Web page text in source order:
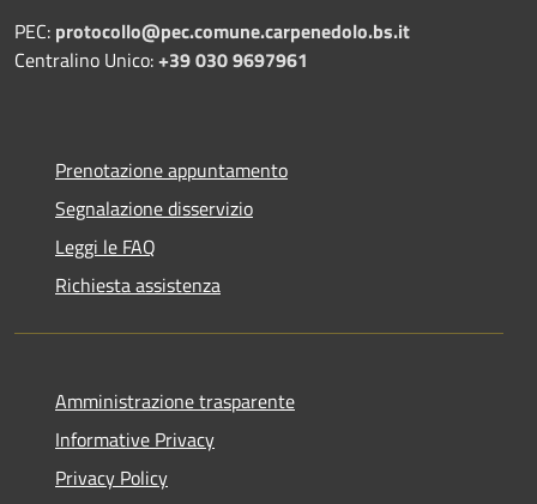
PEC: protocollo@pec.comune.carpenedolo.bs.it
Centralino Unico:+39 030 9697961
Prenotazione appuntamento
Segnalazione disservizio
Leggi le FAQ
Richiesta assistenza
Amministrazione trasparente
Informative Privacy
Privacy Policy